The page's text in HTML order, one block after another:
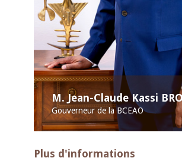
M. Jean-Claude Kassi
Gouverneur de la BCEAO
Plus d'informations